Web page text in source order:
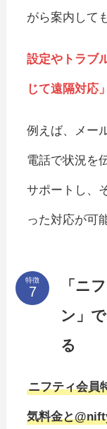
がら案内して
設定やトラブ
じて遠隔対応
例えば、メー
電話で状況を
サポートし、
った対応が可
特徴
「ニ
ン」
る
ニフティ会員
気料金と